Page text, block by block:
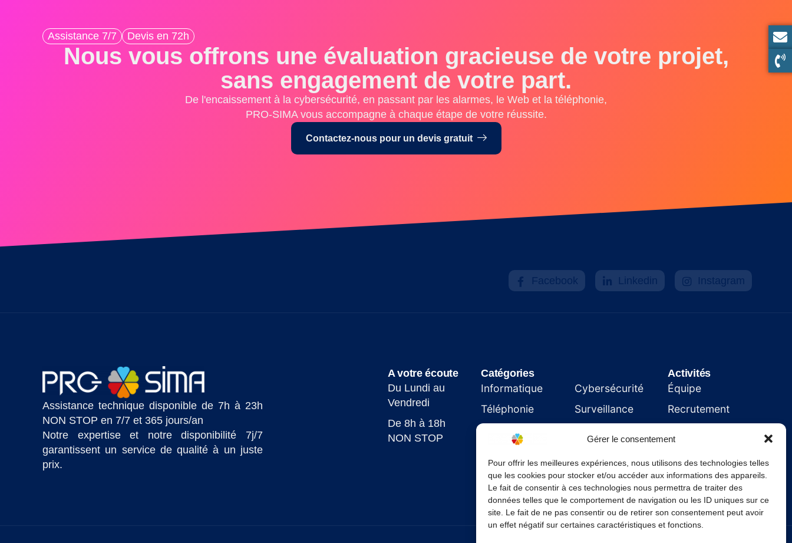
Gérer le consentement
Pour offrir les meilleures expériences, nous utilisons des technologies telles
que les cookies pour stocker et/ou accéder aux informations des appareils.
Le fait de consentir à ces technologies nous permettra de traiter des
données telles que le comportement de navigation ou les ID uniques sur ce
site. Le fait de ne pas consentir ou de retirer son consentement peut avoir
un effet négatif sur certaines caractéristiques et fonctions.
Assistance 7/7 Devis en 72h
Nous vous offrons une évaluation gracieuse de votre projet,
sans engagement de votre part.
De l'encaissement à la cybersécurité, en passant par les alarmes, le Web et la téléphonie,
PRO-SIMA vous accompagne à chaque étape de votre réussite.
Contactez-nous pour un devis gratuit
Facebook Linkedin Instagram
Assistance technique disponible de 7h à 23h
NON STOP en 7/7 et 365 jours/an
Notre expertise et notre disponibilité 7j/7
garantissent un service de qualité à un juste
prix.
A votre écoute
Du Lundi au
Vendredi
De 8h à 18h
NON STOP
Catégories
Informatique
Téléphonie
Cybersécurité
Surveillance
Activités
Équipe
Recrutement